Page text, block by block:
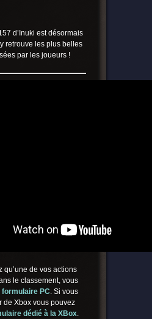
d’Inuki est désormais
retrouve les plus belles
par les joueurs !
qu’une de vos actions
le classement, vous
formulaire PC. Si vous
de Xbox vous pouvez
ulaire dédié à la XBox.